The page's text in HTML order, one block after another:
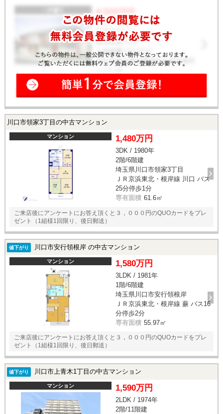
川口市領家3丁目の中古マンション
マンション 1,480万円
3DK / 1980年
2階/6階建
埼玉県川口市領家3丁目
ＪＲ京浜東北・根岸線 川口 バス
25分停歩1分
専有面積 61.6㎡
ご来店後にアンケートにお答え頂くと３，０００円のQUOカードをプレ
ゼント（1組様1回限り、後日郵送）
値下がり 川口市安行領根岸 の中古マンション
マンション 1,580万円
3LDK / 1981年
1階/6階建
埼玉県川口市安行領根岸
ＪＲ京浜東北・根岸線 蕨 バス16
分停歩2分
専有面積 55.97㎡
ご来店後にアンケートにお答え頂くと３，０００円のQUOカードをプレ
ゼント（1組様1回限り、後日郵送）
値下がり 川口市上青木1丁目の中古マンション
マンション 1,590万円
2LDK / 1974年
2階/11階建